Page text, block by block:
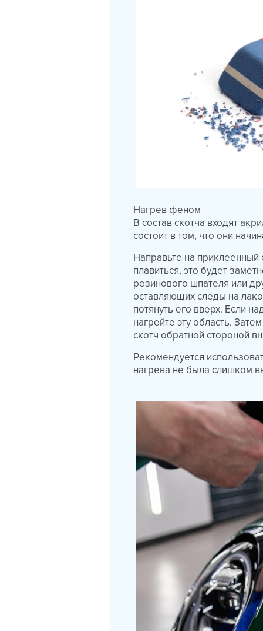
Нагрев феном
В состав скотча входят
состоит в том, что они
Направьте на приклеенный
плавиться, это будет
резинового шпателя или
оставляющих следы на
потянуть его вверх. Если
нагрейте эту область.
скотч обратной стороной
Рекомендуется
нагрева не была слишком